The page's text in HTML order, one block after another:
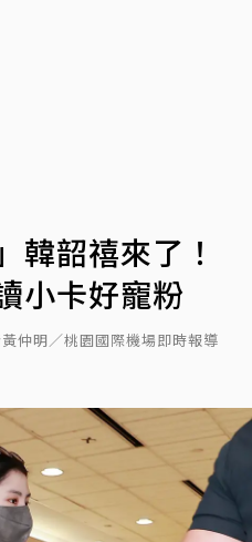
韓韶禧來了！
小卡好寵粉
仲明／桃園國際機場即時報導